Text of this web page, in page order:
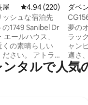
評価
屋 レビュー220件、5
4.94 (220)
ッシュな宿泊先
1749 Sanibel Dr
ールハウス、
の素晴らしい
さい。 アトラ
ィズニーワー
ルスタジオ
ダベ
夢の
ラックスしよ
ャン
適さ
しさ
たリ
タ⁠ル⁠で人⁠気⁠